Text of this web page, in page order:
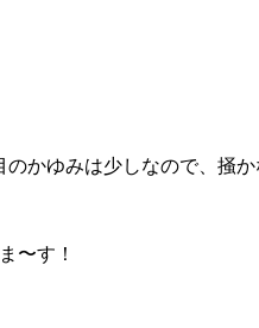
かゆみは少しなので、掻
〜す！